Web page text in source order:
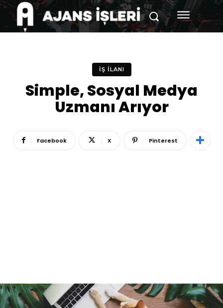
İŞ İLANI
Simple, Sosyal Medya
Uzmanı Arıyor
Facebook X Pinterest